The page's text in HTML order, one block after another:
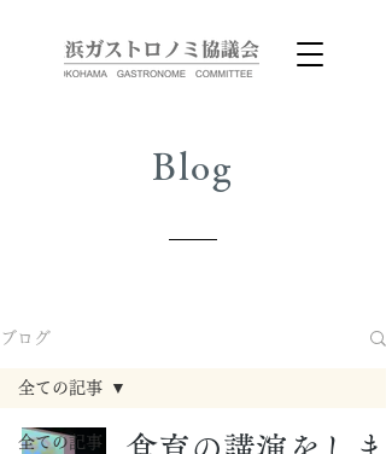
Blog
ブログ
全ての記事
全ての記事